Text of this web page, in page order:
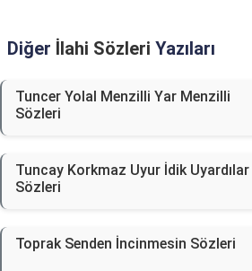
Diğer İlahi Sözleri Yazıları
Tuncer Yolal Menzilli Yar Menzilli
Sözleri
Tuncay Korkmaz Uyur İdik Uyardılar
Sözleri
Toprak Senden İncinmesin Sözleri